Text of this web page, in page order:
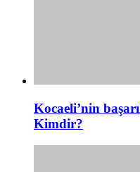
Kocaeli’nin
Kimdir?